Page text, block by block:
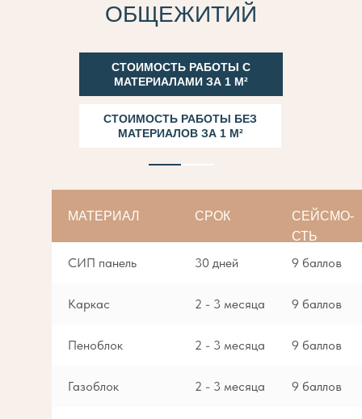
ОБЩЕЖИТИЙ
МАТЕРИАЛ СРОК
СЕЙСМО-
СТЬ
Каркас
Пеноблок
Газоблок
2 - 3 месяца
2 - 3 месяца
2 - 3 месяца
9 баллов
9 баллов
9 баллов
СИП панель 30 дней 9 баллов
СТОИМОСТЬ РАБОТЫ С
МАТЕРИАЛАМИ ЗА 1 М²
СТОИМОСТЬ РАБОТЫ БЕЗ
МАТЕРИАЛОВ ЗА 1 М²